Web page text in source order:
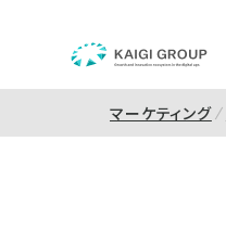
マーケティング